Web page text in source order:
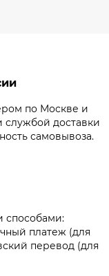
по Москве и
доставки
самовывоза.
способами:
платеж (для
перевод (для